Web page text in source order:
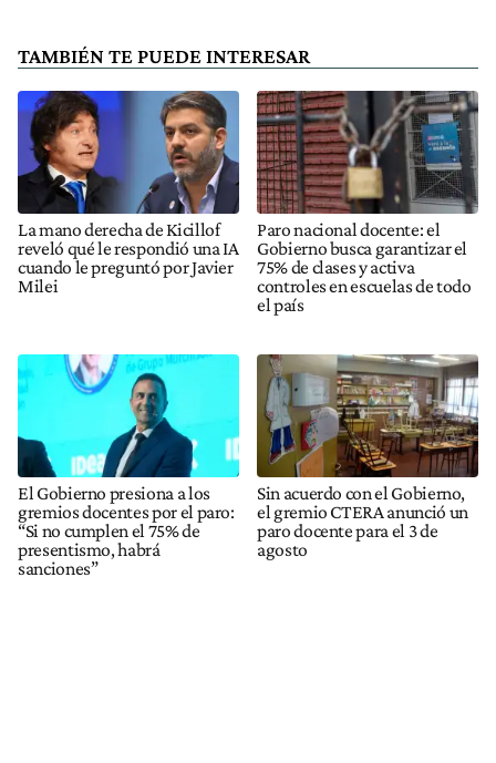
TAMBIÉN TE PUEDE INTERESAR
La mano derecha de Kicillof
reveló qué le respondió una IA
cuando le preguntó por Javier
Milei
Paro nacional docente: el
Gobierno busca garantizar el
75% de clases y activa
controles en escuelas de todo
el país
El Gobierno presiona a los
gremios docentes por el paro:
“Si no cumplen el 75% de
presentismo, habrá
sanciones”
Sin acuerdo con el Gobierno,
el gremio CTERA anunció un
paro docente para el 3 de
agosto